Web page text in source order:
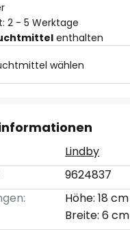
2 - 5 Werktage
enthalten
wählen
Lindby
9624837
Höhe: 18 cm
Breite: 6 cm